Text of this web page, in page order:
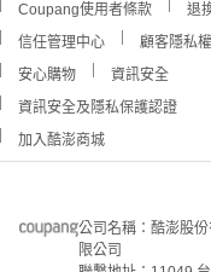
Coupang使用者條款
退
信任管理中心
顧客隱私
安心購物
資訊安全
資訊安全及隱私保護認證
加入酷澎商城
公司名稱：酷澎股
限公司